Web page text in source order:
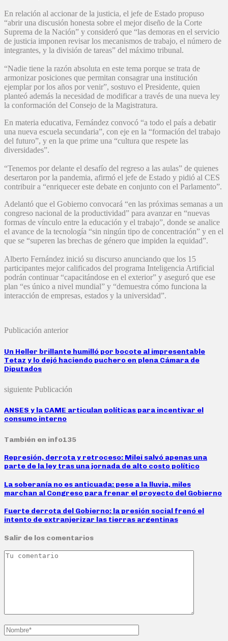
En relación al accionar de la justicia, el jefe de Estado propuso
“abrir una discusión honesta sobre el mejor diseño de la Corte
Suprema de la Nación” y consideró que “las demoras en el servicio
de justicia imponen revisar los mecanismos de trabajo, el número de
integrantes, y la división de tareas” del máximo tribunal.
“Nadie tiene la razón absoluta en este tema porque se trata de
armonizar posiciones que permitan consagrar una institución
ejemplar por los años por venir”, sostuvo el Presidente, quien
planteó además la necesidad de modificar a través de una nueva ley
la conformación del Consejo de la Magistratura.
En materia educativa, Fernández convocó “a todo el país a debatir
una nueva escuela secundaria”, con eje en la “formación del trabajo
del futuro”, y en la que prime una “cultura que respete las
diversidades”.
“Tenemos por delante el desafío del regreso a las aulas” de quienes
desertaron por la pandemia, afirmó el jefe de Estado y pidió al CES
contribuir a “enriquecer este debate en conjunto con el Parlamento”.
Adelantó que el Gobierno convocará “en las próximas semanas a un
congreso nacional de la productividad” para avanzar en “nuevas
formas de vínculo entre la educación y el trabajo”, donde se analice
el avance de la tecnología “sin ningún tipo de concentración” y en el
que se “superen las brechas de género que impiden la equidad”.
Alberto Fernández inició su discurso anunciando que los 15
participantes mejor calificados del programa Inteligencia Artificial
podrán continuar “capacitándose en el exterior” y aseguró que ese
plan “es único a nivel mundial” y “demuestra cómo funciona la
interacción de empresas, estados y la universidad”.
Publicación anterior
Un Heller brillante humilló por bocote al impresentable
Tetaz y lo dejó haciendo puchero en plena Cámara de
Diputados
siguiente Publicación
ANSES y la CAME articulan políticas para incentivar el
consumo interno
También en info135
Represión, derrota y retroceso: Milei salvó apenas una
parte de la ley tras una jornada de alto costo político
La soberanía no es anticuada: pese a la lluvia, miles
marchan al Congreso para frenar el proyecto del Gobierno
Fuerte derrota del Gobierno: la presión social frenó el
intento de extranjerizar las tierras argentinas
Salir de los comentarios